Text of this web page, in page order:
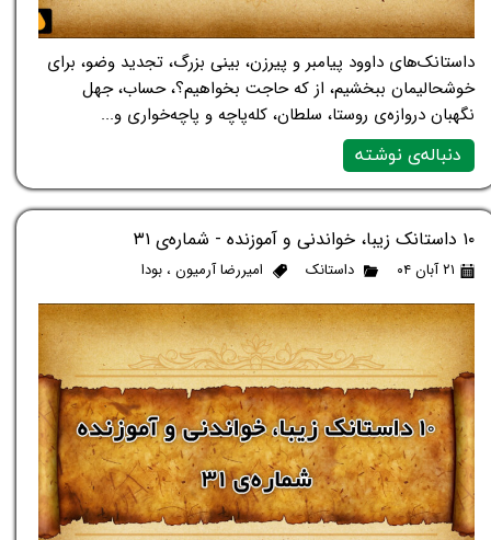
داستانک‌های داوود پیامبر و پیرزن، بینی بزرگ، تجدید وضو، برای
خوشحالیمان ببخشیم، از که حاجت بخواهیم؟، حساب، جهل
نگهبان دروازه‌ی روستا، سلطان، کله‌پاچه و پاچه‌خواری و...
دنباله‌ی نوشته
۱۰ داستانک زیبا، خواندنی و آموزنده - شماره‌ی ۳۱
۲۱ آبان ۰۴ داستانک امیررضا آرمیون، بودا